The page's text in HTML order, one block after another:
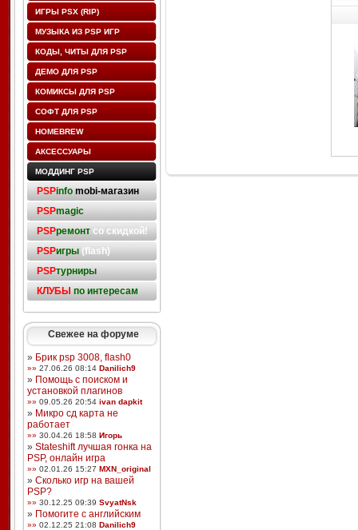
ИГРЫ PSX (RIP)
МУЗЫКА ИЗ PSP ИГР
КОДЫ, ЧИТЫ ДЛЯ PSP
ДЕМО ДЛЯ PSP
КОМИКСЫ ДЛЯ PSP
СОФТ ДЛЯ PSP
HOMEBREW
АКСЕССУАРЫ
МОДДИНГ PSP
PSPinfo mobi-магазин
PSPmagic
PSPремонтсо скидкой!
PSPигры(flash)
PSPтурниры
КЛУБЫ по интересам
Свежее на форуме
» Брик psp 3008, flash0
»» 27.06.26 08:14 Danilich9
» Помощь с поиском и
установкой плагинов
»» 09.05.26 20:54 ivan dapkit
» Микро сд карта не
работает
»» 30.04.26 18:58 Игорь
» Stateshift лучшая гонка на
PSP, онлайн игра
»» 02.01.26 15:27 MXN_original
» Сколько игр на вашей
PSP?
»» 30.12.25 09:39 SvyatNsk
» Помогите с английским
»» 02.12.25 21:08 Danilich9